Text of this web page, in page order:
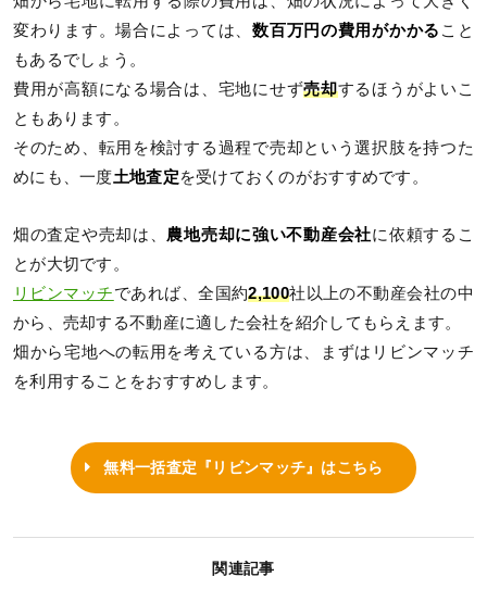
変わります。場合によっては、数百万円の費用がかかる こと
もあるでしょう。
費用が高額になる場合は、宅地にせず売却するほうがよいこ
ともあります。
そのため、転用を検討する過程で売却という選択肢を持つた
めにも、一度土地査定を受けておくのがおすすめです。
畑の査定や売却は、 農地売却に強い不動産会社に依頼するこ
とが大切です。
リビンマッチであれば、全国約2,100社以上の不動産会社の中
から、売却する不動産に適した会社を紹介してもらえます。
畑から宅地への転用を考えている方は、まずはリビンマッチ
を利用することをおすすめします。
無料一括査定『リビンマッチ』はこちら
関連記事